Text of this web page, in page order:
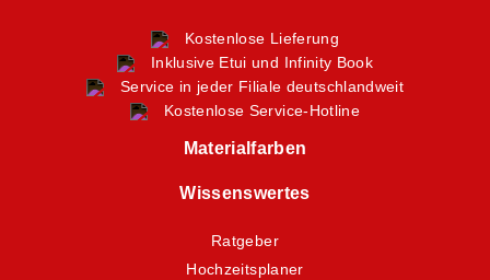
Kostenlose Lieferung
Inklusive Etui und Infinity Book
Service in jeder Filiale deutschlandweit
Kostenlose Service-Hotline
Materialfarben
Wissenswertes
Ratgeber
Hochzeitsplaner